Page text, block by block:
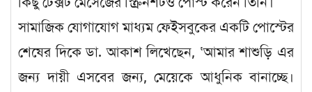
সামাজিক যোগাযোগ মাধ্যম ফেইসবুকের একটি পোস্টের
শেষের দিকে ডা. আকাশ লিখেছেন, ‘আমার শাশুড়ি এর
জন্য দায়ী এসবের জন্য, মেয়েকে আধুনিক বানাচ্ছে।